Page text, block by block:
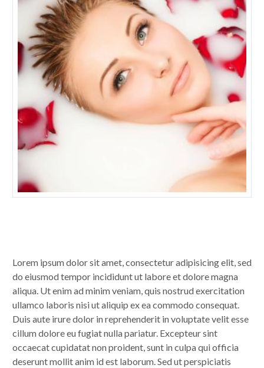
Lorem ipsum dolor sit amet, consectetur adipisicing elit, sed
do eiusmod tempor incididunt ut labore et dolore magna
aliqua. Ut enim ad minim veniam, quis nostrud exercitation
ullamco laboris nisi ut aliquip ex ea commodo consequat.
Duis aute irure dolor in reprehenderit in voluptate velit esse
cillum dolore eu fugiat nulla pariatur. Excepteur sint
occaecat cupidatat non proident, sunt in culpa qui officia
deserunt mollit anim id est laborum. Sed ut perspiciatis